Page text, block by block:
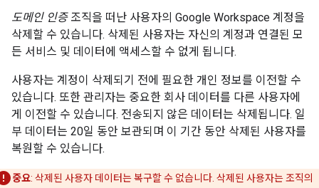
도메인 인증조직을 떠난 사용자의 Google Workspace 계정을
삭제할 수 있습니다. 삭제된 사용자는 자신의 계정과 연결된 모
든 서비스 및 데이터에 액세스할 수 없게 됩니다.
사용자는 계정이 삭제되기 전에 필요한 개인 정보를 이전할 수
있습니다. 또한 관리자는 중요한 회사 데이터를 다른 사용자에
게 이전할 수 있습니다. 전송되지 않은 데이터는 삭제됩니다. 일
부 데이터는 20일 동안 보관되며 이 기간 동안 삭제된 사용자를
복원할 수 있습니다.
중요: 삭제된 사용자 데이터는 복구할 수 없습니다. 삭제된 사용자는 조직의